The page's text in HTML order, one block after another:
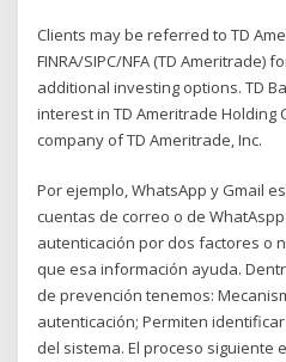
Clients may be referred to TD
FINRA/SIPC/NFA (TD Ameritrade)
additional investing options. TD
interest in TD Ameritrade
company of TD Ameritrade, Inc.
Por ejemplo, WhatsApp y Gmail
cuentas de correo o de
autenticación por dos factores o
que esa información ayuda.
de prevención tenemos:
autenticación; Permiten
del sistema. El proceso siguiente